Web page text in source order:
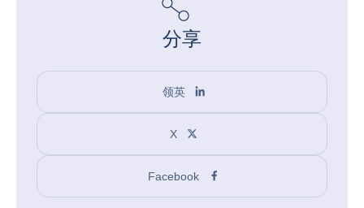
分享
领英
X
Facebook